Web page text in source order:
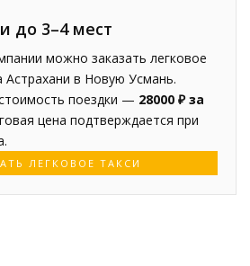
до 3–4 мест
можно заказать легковое
Астрахани в Новую Усмань.
поездки — 28000 ₽ за
цена подтверждается при
ЛЕГКОВОЕ ТАКСИ